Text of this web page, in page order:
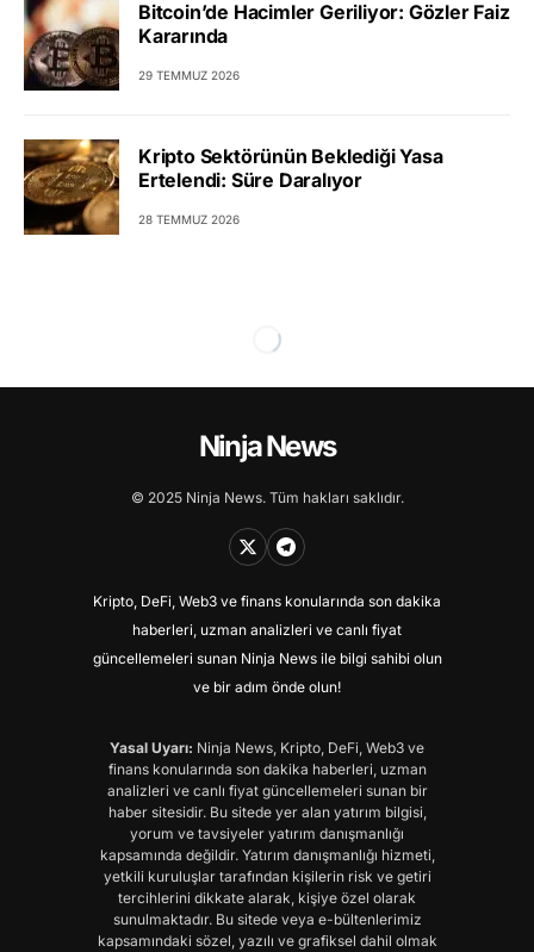
Bitcoin’de Hacimler Geriliyor: Gözler Faiz
Kararında
29 TEMMUZ 2026
Kripto Sektörünün Beklediği Yasa
Ertelendi: Süre Daralıyor
28 TEMMUZ 2026
Ninja News
© 2025 Ninja News. Tüm hakları saklıdır.
Kripto, DeFi, Web3 ve finans konularında son dakika
haberleri, uzman analizleri ve canlı fiyat
güncellemeleri sunan Ninja News ile bilgi sahibi olun
ve bir adım önde olun!
Yasal Uyarı: Ninja News, Kripto, DeFi, Web3 ve
finans konularında son dakika haberleri, uzman
analizleri ve canlı fiyat güncellemeleri sunan bir
haber sitesidir. Bu sitede yer alan yatırım bilgisi,
yorum ve tavsiyeler yatırım danışmanlığı
kapsamında değildir. Yatırım danışmanlığı hizmeti,
yetkili kuruluşlar tarafından kişilerin risk ve getiri
tercihlerini dikkate alarak, kişiye özel olarak
sunulmaktadır. Bu sitede veya e-bültenlerimiz
kapsamındaki sözel, yazılı ve grafiksel dahil olmak